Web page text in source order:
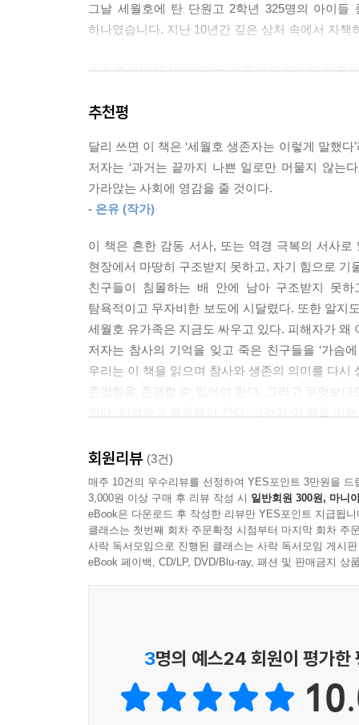
그렇게 잿더미를 살피는 할머니들의 모습을 보다
께 찍은 사진과 돌아가신 아빠와 마지막으로 찍은
재난은 그 자체로도 끔찍하지만 이후에 가장 고통
는’ 경험, ‘다른 사람들이 나를 어떻게 바라볼지
은 재난이 만든 상처가 치유되는 것을 더디게 합
같은 것입니다. 그 후 만약 아무도 손 내밀지 않았
기자님들의 제안을 듣고 처음에 잠시 머뭇거리긴
않은 거리였고 몇 번이나 그 앞을 지나친 적도 있
아나는 걸 두려워했던 거 같아요. 하지만 언젠가
도 괜찮을 것 같다는 자신감이 들었어요.
--- 「책을 내고 난 후」중에서
2014년 4월 16일, 그 배에서 저를 도와주신 분들
그날 세월호에 탄 단원고 2학년 325명의 아이
하나였습니다. 지난 10년간 깊은 상처 속에서 자
스스로 평범한 사람이라는 것을 깨닫기까지, 보통
생존자라고 말할 수 있게 되었습니다.
거대한 참사를 겪은 생존자가
지금의 아이들, 어른들에게
용기 내어 전하는 이야기
사고 이후 저자의 삶은 송두리째 바뀌었습니다.
좌절되었습니다. 더욱이 시간이 지날수록 고통
폐쇄병동까지 입원하게 되었습니다. 낯선 장소에
겪었습니다. 이렇듯 이십 대 초반 저자의 삶은
감정들과 두려움, 불안”은 저자의 고백처럼 “아마
“그저 지금의 아이들이 알았으면 했어요.
편의 진실한 호소문과도 같습니다. “감당할 수
관심을 가져”달라고, 지난 잘못을 “절대로 잊지” 말
고립되지 않고, 느리지만 분명히 전진하는
모든 사람을 위해
같은 큰 재난에 상처받은 사람들을 위한 일을
이야기는 누군가에게 내미는 손의 온기, 누군가
추천평
달리 쓰면 이 책은 ‘세월호 생존자는 이렇게 말했
저자는 ‘과거는 끝까지 나쁜 일로만 머물지 않는
가라앉는 사회에 영감을 줄 것이다.
- 은유 (작가)
이 책은 흔한 감동 서사, 또는 역경 극복의 서사
현장에서 마땅히 구조받지 못하고, 자기 힘으로
친구들이 침몰하는 배 안에 남아 구조받지 못
탐욕적이고 무자비한 보도에 시달렸다. 또한 알지
세월호 유가족은 지금도 싸우고 있다. 피해자가 왜
저자는 참사의 기억을 잊고 죽은 친구들을 ‘가슴
우리는 이 책을 읽으며 참사와 생존의 의미를 다
존엄함을 존경할 수 있어야 한다. 그리고 무엇보
열 해 전 학교에서 보았던, 이제 막 스물일곱
가영이처럼 수많은 부침 속에서 자신만의 속도로
삶을 많은 사람 앞에 열어 보여 준 가영이의 용기에
- 김은지 (정신과 의사, 전 단원고 스쿨닥터)
회원리뷰 (3건)
매주 10건의 우수리뷰를 선정하여 YES포인트 3만원을 드
3,000원 이상 구매 후 리뷰 작성 시 일반회원 300원, 마니
eBook은 다운로드 후 작성한 리뷰만 YES포인트 지급됩니
클래스는 첫번째 회차 주문확정 시점부터 마지막 회차 주
사락 독서모임으로 진행된 클래스는 사락 독서모임 게시
eBook 페이백, CD/LP, DVD/Blu-ray, 패션 및 판매금지 상
3명의 예스24 회원이 평가한